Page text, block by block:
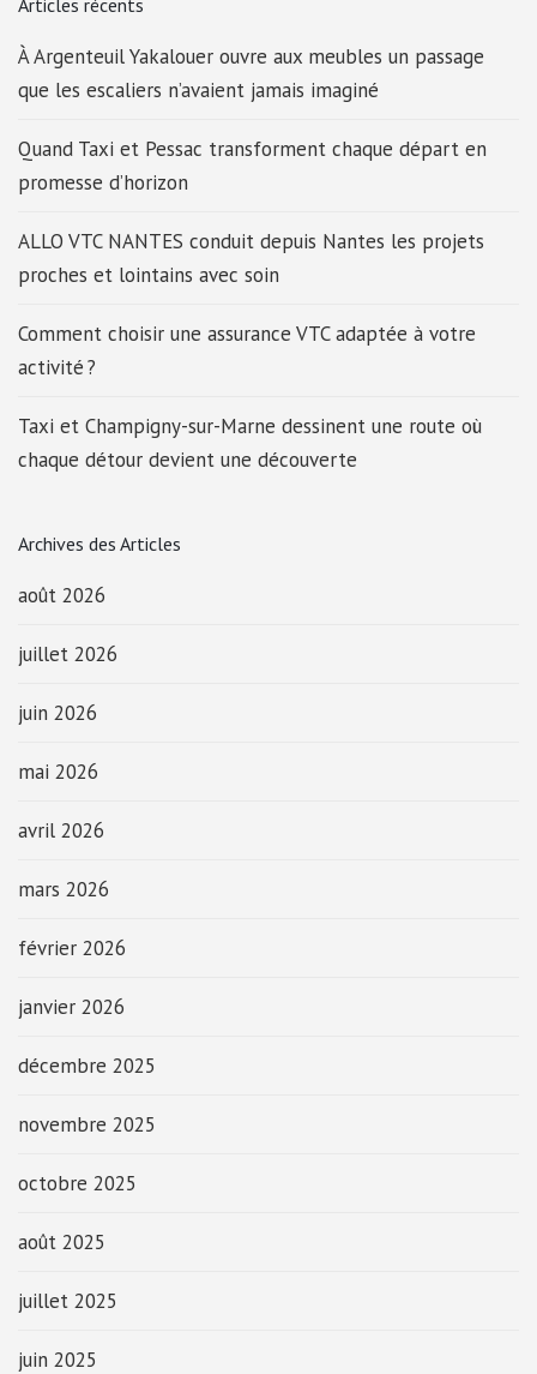
Articles récents
À Argenteuil Yakalouer ouvre aux meubles un passage
que les escaliers n’avaient jamais imaginé
Quand Taxi et Pessac transforment chaque départ en
promesse d’horizon
ALLO VTC NANTES conduit depuis Nantes les projets
proches et lointains avec soin
Comment choisir une assurance VTC adaptée à votre
activité ?
Taxi et Champigny-sur-Marne dessinent une route où
chaque détour devient une découverte
Archives des Articles
août 2026
juillet 2026
juin 2026
mai 2026
avril 2026
mars 2026
février 2026
janvier 2026
décembre 2025
novembre 2025
octobre 2025
août 2025
juillet 2025
juin 2025